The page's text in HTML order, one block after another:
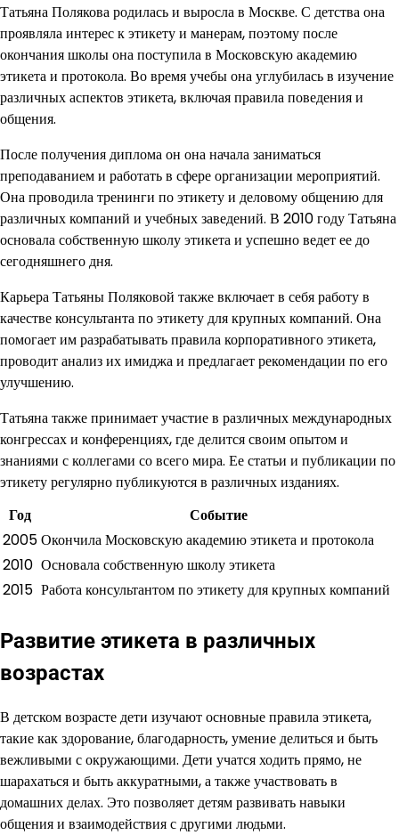
Татьяна Полякова родилась и выросла в Москве. С детства она
проявляла интерес к этикету и манерам, поэтому после
окончания школы она поступила в Московскую академию
этикета и протокола. Во время учебы она углубилась в изучение
различных аспектов этикета, включая правила поведения и
общения.
После получения диплома он она начала заниматься
преподаванием и работать в сфере организации мероприятий.
Она проводила тренинги по этикету и деловому общению для
различных компаний и учебных заведений. В 2010 году Татьяна
основала собственную школу этикета и успешно ведет ее до
сегодняшнего дня.
Карьера Татьяны Поляковой также включает в себя работу в
качестве консультанта по этикету для крупных компаний. Она
помогает им разрабатывать правила корпоративного этикета,
проводит анализ их имиджа и предлагает рекомендации по его
улучшению.
Татьяна также принимает участие в различных международных
конгрессах и конференциях, где делится своим опытом и
знаниями с коллегами со всего мира. Ее статьи и публикации по
этикету регулярно публикуются в различных изданиях.
Год
Событие
2005Окончила Московскую академию этикета и протокола
2010 Основала собственную школу этикета
2015 Работа консультантом по этикету для крупных компаний
Развитие этикета в различных
возрастах
В детском возрасте дети изучают основные правила этикета,
такие как здорование, благодарность, умение делиться и быть
вежливыми с окружающими. Дети учатся ходить прямо, не
шарахаться и быть аккуратными, а также участвовать в
домашних делах. Это позволяет детям развивать навыки
общения и взаимодействия с другими людьми.